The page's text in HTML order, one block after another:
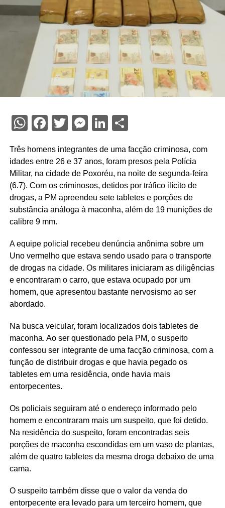
WhatsApp
Facebook
Twitter
Messenger
LinkedIn
Share
Três homens integrantes de uma facção criminosa, com
idades entre 26 e 37 anos, foram presos pela Polícia
Militar, na cidade de Poxoréu, na noite de segunda-feira
(6.7). Com os criminosos, detidos por tráfico ilícito de
drogas, a PM apreendeu sete tabletes e porções de
substância análoga à maconha, além de 19 munições de
calibre 9 mm.
A equipe policial recebeu denúncia anônima sobre um
Uno vermelho que estava sendo usado para o transporte
de drogas na cidade. Os militares iniciaram as diligências
e encontraram o carro, que estava ocupado por um
homem, que apresentou bastante nervosismo ao ser
abordado.
Na busca veicular, foram localizados dois tabletes de
maconha. Ao ser questionado pela PM, o suspeito
confessou ser integrante de uma facção criminosa, com a
função de distribuir drogas e que havia pegado os
tabletes em uma residência, onde havia mais
entorpecentes.
Os policiais seguiram até o endereço informado pelo
homem e encontraram mais um suspeito, que foi detido.
Na residência do suspeito, foram encontradas seis
porções de maconha escondidas em um vaso de plantas,
além de quatro tabletes da mesma droga debaixo de uma
cama.
O suspeito também disse que o valor da venda do
entorpecente era levado para um terceiro homem, que